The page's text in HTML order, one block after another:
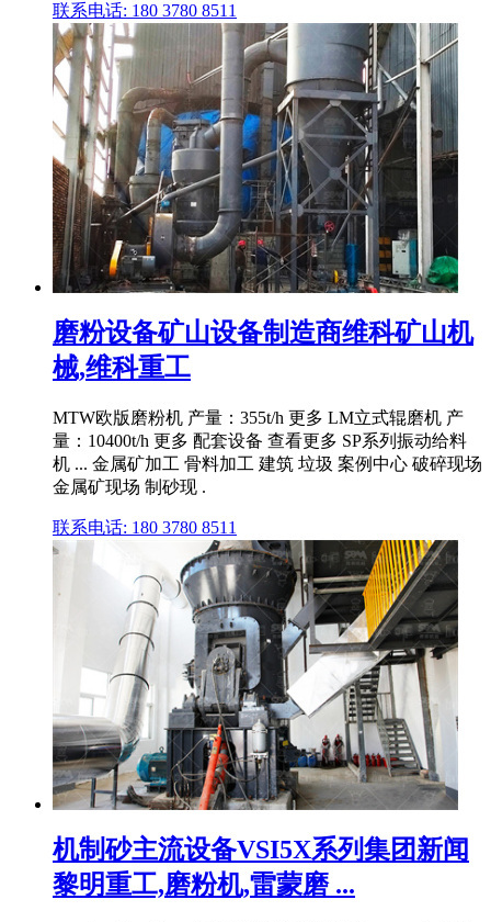
联系电话: 180 3780 8511
磨粉设备矿山设备制造商维科矿山机
械,维科重工
MTW欧版磨粉机 产量：355t/h 更多 LM立式辊磨机 产
量：10400t/h 更多 配套设备 查看更多 SP系列振动给料
机 ... 金属矿加工 骨料加工 建筑 垃圾 案例中心 破碎现场
金属矿现场 制砂现 .
联系电话: 180 3780 8511
机制砂主流设备VSI5X系列集团新闻
黎明重工,磨粉机,雷蒙磨 ...